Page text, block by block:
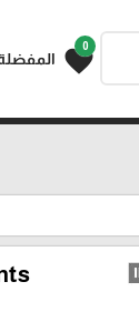
0
favorite